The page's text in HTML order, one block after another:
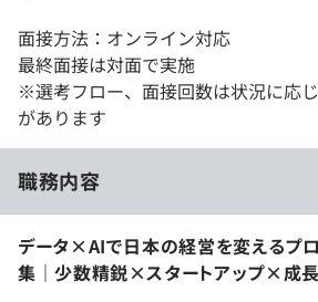
面接方法：オンライン対応
最終面接は対面で実施
※選考フロー、面接回数は状況に応
があります
職務内容
データ×AIで日本の経営を変えるプ
集｜少数精鋭×スタートアップ×成